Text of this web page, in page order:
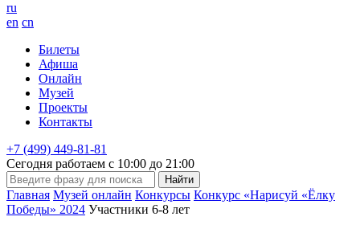
ru
en cn
Билеты
Афиша
Онлайн
Музей
Проекты
Контакты
+7 (499) 449-81-81
Сегодня работаем с 10:00 до 21:00
Главная Музей онлайн Конкурсы Конкурс «Нарисуй «Ёлку
Победы» 2024 Участники 6-8 лет